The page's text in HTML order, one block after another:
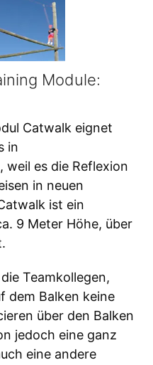
Module:
Catwalk eignet
in
weil es die Reflexion
in neuen
ist ein
9 Meter Höhe, über
Teamkollegen,
dem Balken keine
über den Balken
jedoch eine ganz
eine andere